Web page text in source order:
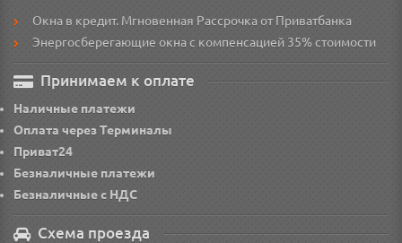
Окна в кредит. Мгновенная Раcсрочка от Приватбанка
Энергосберегающие окна с компенсацией 35% стоимости
Принимаем к оплате
Наличные платежи
Оплата через Терминалы
Приват24
Безналичные платежи
Безналичные с НДС
Схема проезда